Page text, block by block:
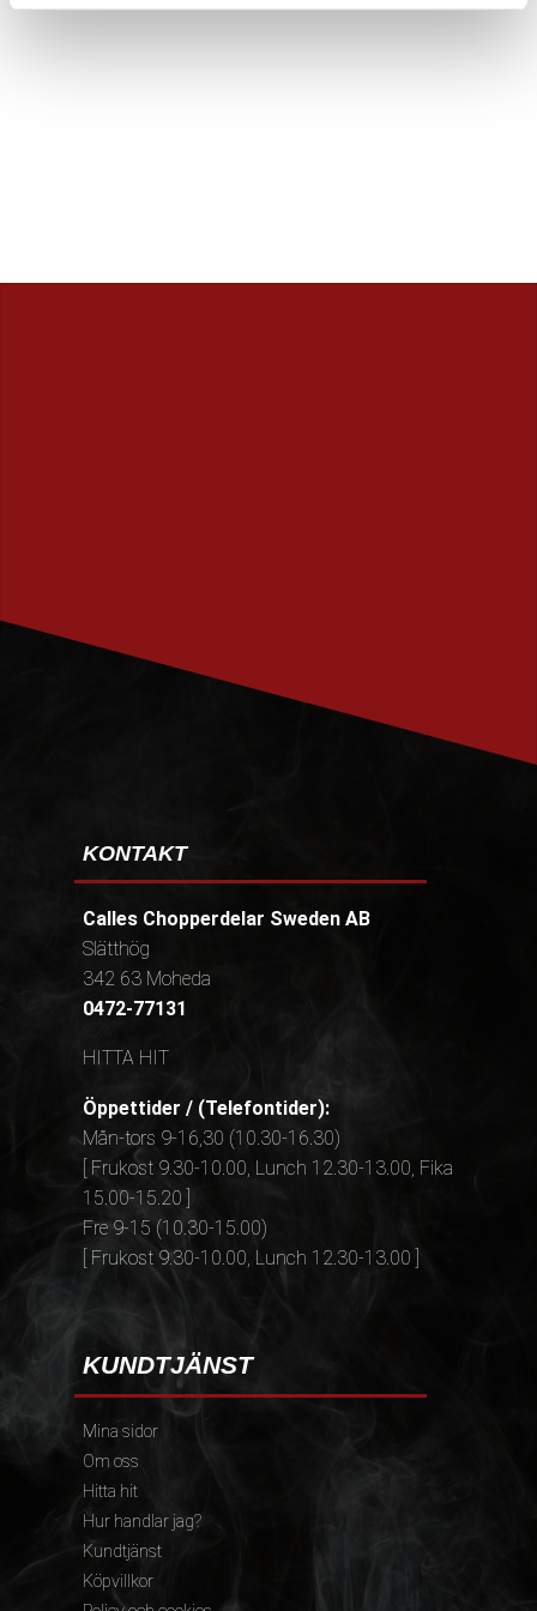
KONTAKT
Calles Chopperdelar Sweden AB
Slätthög
342 63 Moheda
0472-77131
HITTA HIT
Öppettider / (Telefontider):
Mån-tors 9-16,30 (10.30-16.30)
[ Frukost 9.30-10.00, Lunch 12.30-13.00, Fika
15.00-15.20 ]
Fre 9-15 (10.30-15.00)
[ Frukost 9.30-10.00, Lunch 12.30-13.00 ]
KUNDTJÄNST
Mina sidor
Om oss
Hitta hit
Hur handlar jag?
Kundtjänst
Köpvillkor